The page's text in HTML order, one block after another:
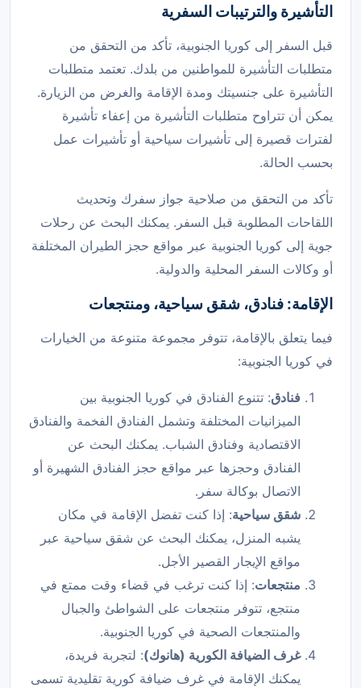
التأشيرة والترتيبات السفرية
قبل السفر إلى كوريا الجنوبية، تأكد من التحقق من
متطلبات التأشيرة للمواطنين من بلدك. تعتمد متطلبات
التأشيرة على جنسيتك ومدة الإقامة والغرض من الزيارة.
يمكن أن تتراوح متطلبات التأشيرة من إعفاء تأشيرة
لفترات قصيرة إلى تأشيرات سياحية أو تأشيرات عمل
بحسب الحالة.
تأكد من التحقق من صلاحية جواز سفرك وتحديث
اللقاحات المطلوبة قبل السفر. يمكنك البحث عن رحلات
جوية إلى كوريا الجنوبية عبر مواقع حجز الطيران المختلفة
أو وكالات السفر المحلية والدولية.
الإقامة: فنادق، شقق سياحية، ومنتجعات
فيما يتعلق بالإقامة، تتوفر مجموعة متنوعة من الخيارات
في كوريا الجنوبية:
فنادق: تتنوع الفنادق في كوريا الجنوبية بين
الميزانيات المختلفة وتشمل الفنادق الفخمة والفنادق
الاقتصادية وفنادق الشباب. يمكنك البحث عن
الفنادق وحجزها عبر مواقع حجز الفنادق الشهيرة أو
الاتصال بوكالة سفر.
شقق سياحية: إذا كنت تفضل الإقامة في مكان
يشبه المنزل، يمكنك البحث عن شقق سياحية عبر
مواقع الإيجار القصير الأجل.
منتجعات: إذا كنت ترغب في قضاء وقت ممتع في
منتجع، تتوفر منتجعات على الشواطئ والجبال
والمنتجعات الصحية في كوريا الجنوبية.
غرف الضيافة الكورية (هانوك): لتجربة فريدة،
يمكنك الإقامة في غرف ضيافة كورية تقليدية تسمى